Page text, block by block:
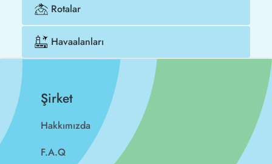
Rotalar
Havaalanları
Şirket
Hakkımızda
F.A.Q